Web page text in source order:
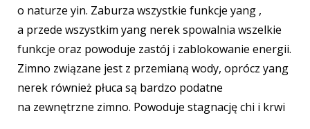
o naturze yin. Zaburza wszystkie funkcje yang ,
a przede wszystkim yang nerek spowalnia wszelkie
funkcje oraz powoduje zastój i zablokowanie energii.
Zimno związane jest z przemianą wody, oprócz yang
nerek również płuca są bardzo podatne
na zewnętrzne zimno. Powoduje stagnację chi i krwi